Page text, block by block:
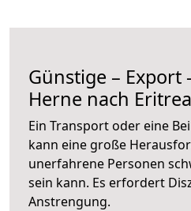
Günstige – Export
Herne nach Eritrea
Ein Transport oder eine
kann eine große
unerfahrene Personen
sein kann. Es erfordert
Anstrengung.